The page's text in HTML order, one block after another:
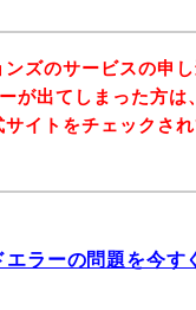
ズのサービスの申
が出てしまった方は
イトをチェックさ
ラーの問題を今す